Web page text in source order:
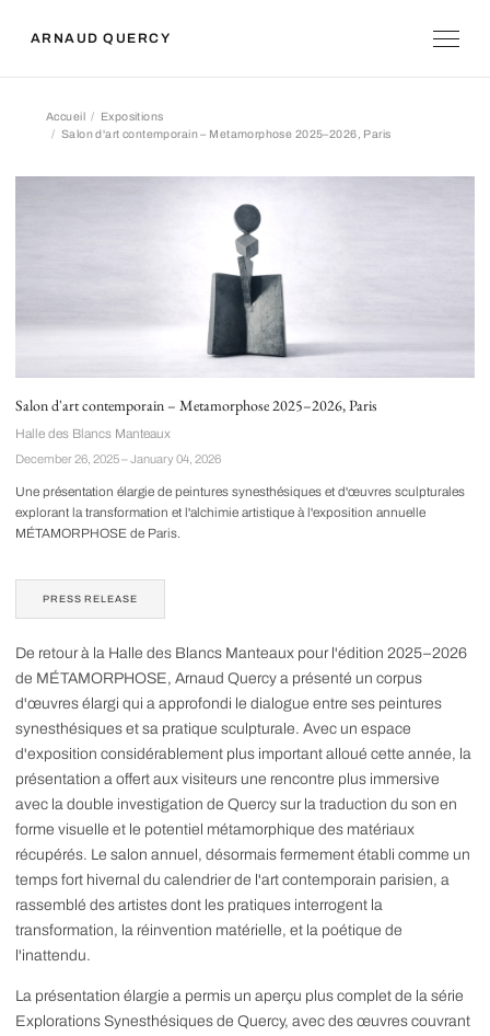
ARNAUD QUERCY
Accueil
Expositions
Salon d'art contemporain – Metamorphose 2025–2026, Paris
Salon d'art contemporain – Metamorphose 2025–2026, Paris
Halle des Blancs Manteaux
December 26, 2025 – January 04, 2026
Une présentation élargie de peintures synesthésiques et d'œuvres sculpturales
explorant la transformation et l'alchimie artistique à l'exposition annuelle
MÉTAMORPHOSE de Paris.
PRESS RELEASE
De retour à la Halle des Blancs Manteaux pour l'édition 2025–2026
de MÉTAMORPHOSE, Arnaud Quercy a présenté un corpus
d'œuvres élargi qui a approfondi le dialogue entre ses peintures
synesthésiques et sa pratique sculpturale. Avec un espace
d'exposition considérablement plus important alloué cette année, la
présentation a offert aux visiteurs une rencontre plus immersive
avec la double investigation de Quercy sur la traduction du son en
forme visuelle et le potentiel métamorphique des matériaux
récupérés. Le salon annuel, désormais fermement établi comme un
temps fort hivernal du calendrier de l'art contemporain parisien, a
rassemblé des artistes dont les pratiques interrogent la
transformation, la réinvention matérielle, et la poétique de
l'inattendu.
La présentation élargie a permis un aperçu plus complet de la série
Explorations Synesthésiques de Quercy, avec des œuvres couvrant